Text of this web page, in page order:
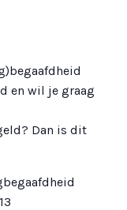
en wil je graag
Dan is dit